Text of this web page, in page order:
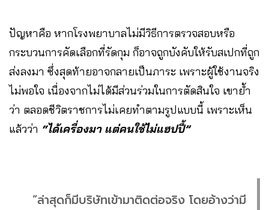
ปัญหาคือ หากโรงพยาบาลไม่มีวิธีการตรวจสอบหรือ
กระบวนการคัดเลือกที่รัดกุม ก็อาจถูกบังคับให้รับสเปกที่ถูก
ส่งลงมา ซึ่งสุดท้ายอาจกลายเป็นภาระ เพราะผู้ใช้งานจริง
ไม่พอใจ เนื่องจากไม่ได้มีส่วนร่วมในการตัดสินใจ เขาย้ำ
ว่า ตลอดชีวิตราชการไม่เคยทำตามรูปแบบนี้ เพราะเห็น
แล้วว่า “ได้เครื่องมา แต่คนใช้ไม่แฮปปี้”
“ล่าสุดก็มีบริษัทเข้ามาติดต่อจริง โดยอ้างว่ามี